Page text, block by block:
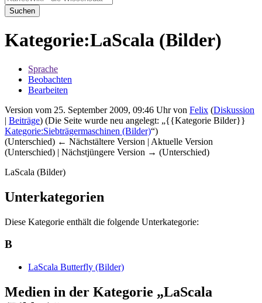
Suchen
Kategorie:LaScala (Bilder)
Sprache
Beobachten
Bearbeiten
Version vom 25. September 2009, 09:46 Uhr von Felix (Diskussion
| Beiträge) (Die Seite wurde neu angelegt: „{{Kategorie Bilder}}
Kategorie:Siebträgermaschinen (Bilder)“)
(Unterschied) ← Nächstältere Version | Aktuelle Version
(Unterschied) | Nächstjüngere Version → (Unterschied)
LaScala (Bilder)
Unterkategorien
Diese Kategorie enthält die folgende Unterkategorie:
B
LaScala Butterfly (Bilder)
Medien in der Kategorie „LaScala